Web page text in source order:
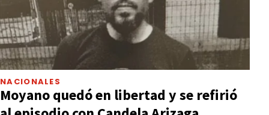
NACIONALES
Moyano quedó en libertad y se refirió